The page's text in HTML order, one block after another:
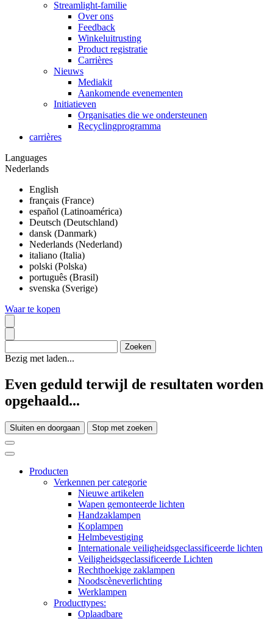
Streamlight-familie
Over ons
Feedback
Winkeluitrusting
Product registratie
Carrières
Nieuws
Mediakit
Aankomende evenementen
Initiatieven
Organisaties die we ondersteunen
Recyclingprogramma
carrières
Languages
Nederlands
English
français (France)
español (Latinoamérica)
Deutsch (Deutschland)
dansk (Danmark)
Nederlands (Nederland)
italiano (Italia)
polski (Polska)
português (Brasil)
svenska (Sverige)
Waar te kopen
Bezig met laden...
Even geduld terwijl de resultaten worden
opgehaald...
Sluiten en doorgaan Stop met zoeken
Producten
Verkennen per categorie
Nieuwe artikelen
Wapen gemonteerde lichten
Handzaklampen
Koplampen
Helmbevestiging
Internationale veiligheidsgeclassificeerde lichten
Veiligheidsgeclassificeerde Lichten
Rechthoekige zaklampen
Noodscèneverlichting
Werklampen
Producttypes:
Oplaadbare